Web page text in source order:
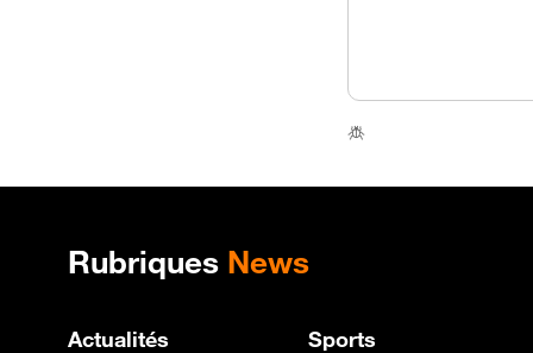
Plan de site
Rubriques News
Actualités Sports